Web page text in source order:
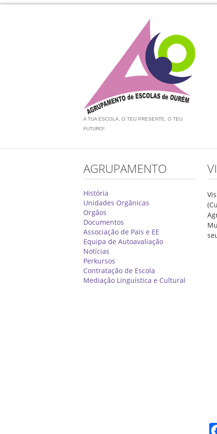
A TUA ESCOLA, O TEU PRESENTE, O TEU
FUTURO!
AGRUPAMENTO
História
Unidades Orgânicas
Orgãos
Documentos
Associação de Pais e EE
Equipa de Autoavaliação
Notícias
Perkursos
Contratação de Escola
Mediação Linguística e Cultural